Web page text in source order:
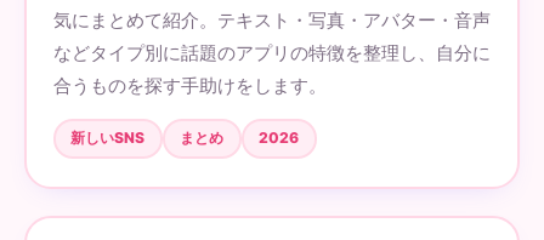
気にまとめて紹介。テキスト・写真・アバター・音声
などタイプ別に話題のアプリの特徴を整理し、自分に
合うものを探す手助けをします。
新しいSNS まとめ 2026